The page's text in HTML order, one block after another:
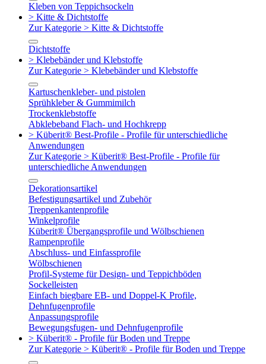
Kleben von Teppichsockeln
> Kitte & Dichtstoffe
Zur Kategorie > Kitte & Dichtstoffe
Dichtstoffe
> Klebebänder und Klebstoffe
Zur Kategorie > Klebebänder und Klebstoffe
Kartuschenkleber- und pistolen
Sprühkleber & Gummimilch
Trockenklebstoffe
Abklebeband Flach- und Hochkrepp
> Küberit® Best-Profile - Profile für unterschiedliche
Anwendungen
Zur Kategorie > Küberit® Best-Profile - Profile für
unterschiedliche Anwendungen
Dekorationsartikel
Befestigungsartikel und Zubehör
Treppenkantenprofile
Winkelprofile
Küberit® Übergangsprofile und Wölbschienen
Rampenprofile
Abschluss- und Einfassprofile
Wölbschienen
Profil-Systeme für Design- und Teppichböden
Sockelleisten
Einfach biegbare EB- und Doppel-K Profile,
Dehnfugenprofile
Anpassungsprofile
Bewegungsfugen- und Dehnfugenprofile
> Küberit® - Profile für Boden und Treppe
Zur Kategorie > Küberit® - Profile für Boden und Treppe